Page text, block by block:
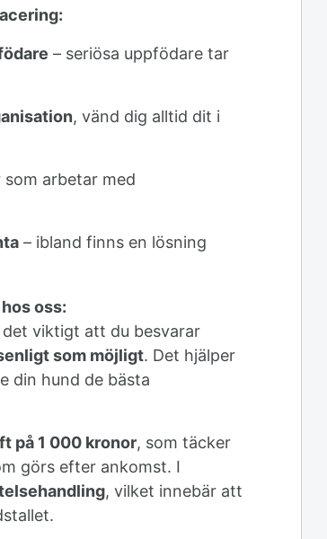
– seriösa uppfödare tar
, vänd dig alltid dit i
arbetar med
– ibland finns en lösning
oss:
viktigt att du besvarar
som möjligt. Det hjälper
din hund de bästa
på 1 000 kronor, som täcker
görs efter ankomst. I
, vilket innebär att